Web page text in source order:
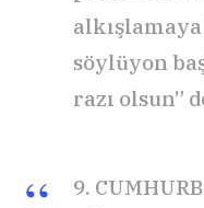
söylüyon
razı olsun”
9.